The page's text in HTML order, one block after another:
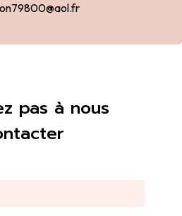
pas à nous